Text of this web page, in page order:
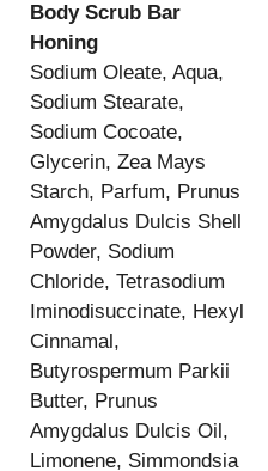
Body Scrub Bar
Honing
Sodium Oleate, Aqua,
Sodium Stearate,
Sodium Cocoate,
Glycerin, Zea Mays
Starch, Parfum, Prunus
Amygdalus Dulcis Shell
Powder, Sodium
Chloride, Tetrasodium
Iminodisuccinate, Hexyl
Cinnamal,
Butyrospermum Parkii
Butter, Prunus
Amygdalus Dulcis Oil,
Limonene, Simmondsia